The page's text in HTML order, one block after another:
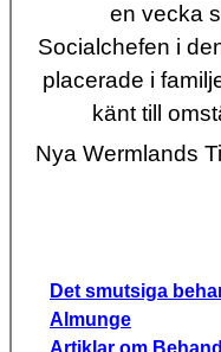
en vecka
Socialchefen i
placerade i
känt till
Nya Wermlands
Det smutsiga
Almunge